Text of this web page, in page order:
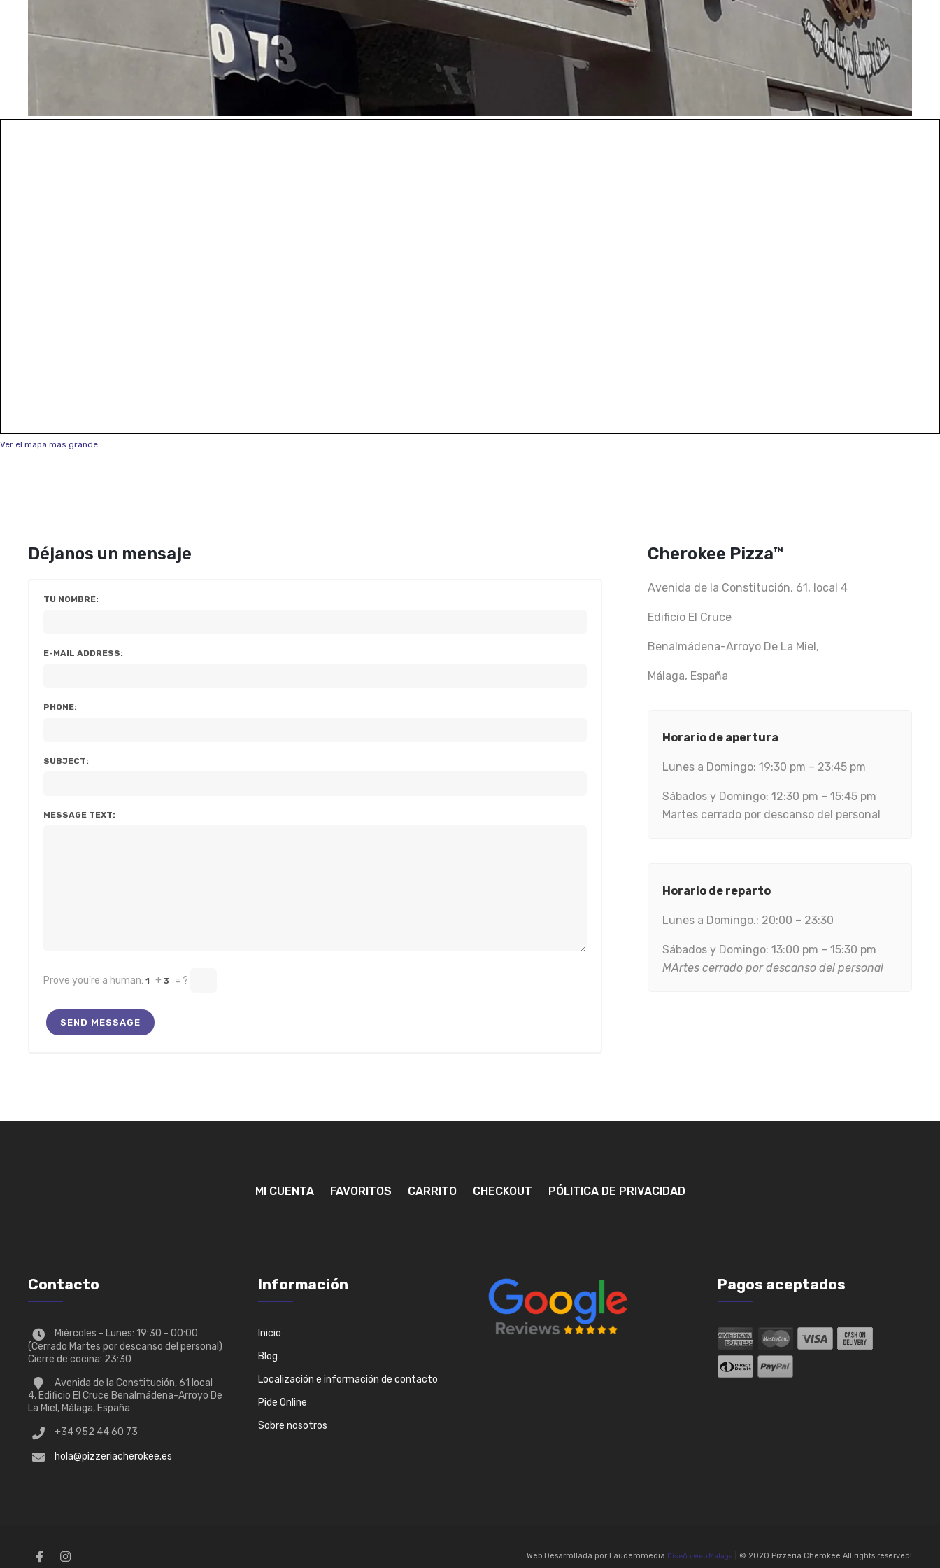
NUESTRAS PIZZAS CREA TU PIZZA A TU GUSTO
HAMBURGUESA CHEROKEE HAMBURGUESA COMPLETA HAMBURGUESA SIMPLE
mucho amor.
HAMBURGUESAS
Ver el mapa más grande
Déjanos un mensaje
TU NOMBRE:
E-MAIL ADDRESS:
PHONE:
SUBJECT:
MESSAGE TEXT:
Prove you're a human: 1 + 3 = ?
Cherokee Pizza™
Avenida de la Constitución, 61, local 4
Edificio El Cruce
Benalmádena-Arroyo De La Miel,
Málaga, España
Horario de apertura
Lunes a Domingo: 19:30 pm – 23:45 pm
Sábados y Domingo: 12:30 pm – 15:45 pm
Martes cerrado por descanso del personal
Horario de reparto
Lunes a Domingo.: 20:00 – 23:30
Sábados y Domingo: 13:00 pm – 15:30 pm
MArtes cerrado por descanso del personal
MI CUENTA FAVORITOS CARRITO CHECKOUT PÓLITICA DE PRIVACIDAD
Contacto
Miércoles - Lunes: 19:30 - 00:00
(Cerrado Martes por descanso del personal)
Cierre de cocina: 23:30
Avenida de la Constitución, 61 local
4, Edificio El Cruce Benalmádena-Arroyo De
La Miel, Málaga, España
+34 952 44 60 73
hola@pizzeriacherokee.es
Información
Inicio
Blog
Localización e información de contacto
Pide Online
Sobre nosotros
Pagos aceptados
Web Desarrollada por Laudemmedia Diseño web Malaga | © 2020 Pizzeria Cherokee All rights reserved!